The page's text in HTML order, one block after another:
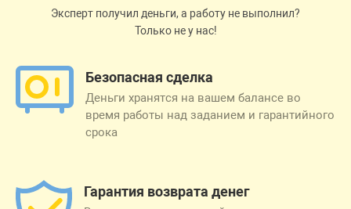
Эксперт получил деньги, а работу не выполнил?
Только не у нас!
Безопасная сделка
Деньги хранятся на вашем балансе во
время работы над заданием и гарантийного
срока
Гарантия возврата денег